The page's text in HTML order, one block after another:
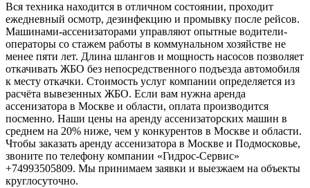
Вся техника находится в отличном состоянии, проходит
ежедневный осмотр, дезинфекцию и промывку после рейсов.
Машинами-ассенизаторами управляют опытные водители-
операторы со стажем работы в коммунальном хозяйстве не
менее пяти лет. Длина шлангов и мощность насосов позволяет
откачивать ЖБО без непосредственного подъезда автомобиля
к месту откачки. Стоимость услуг компании определяется из
расчёта вывезенных ЖБО. Если вам нужна аренда
ассенизатора в Москве и области, оплата производится
посменно. Наши цены на аренду ассенизаторских машин в
среднем на 20% ниже, чем у конкурентов в Москве и области.
Чтобы заказать аренду ассенизатора в Москве и Подмосковье,
звоните по телефону компании «Гидрос-Сервис»
+74993505809. Мы принимаем заявки и выезжаем на объекты
круглосуточно.